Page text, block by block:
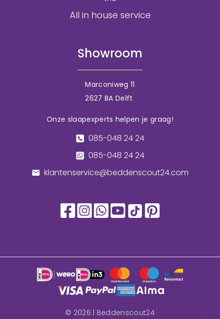
All in house service
Showroom
Marconiweg 11
2627 BA Delft
Onze slaapexperts helpen je graag!
085-048 24 24
085-048 24 24
klantenservice@beddenscout24.com
© 2026 | Beddenscout24